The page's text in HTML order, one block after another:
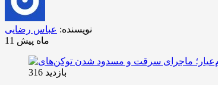
نویسنده: عباس رضایی
11 ماه پیش
بازدید 316